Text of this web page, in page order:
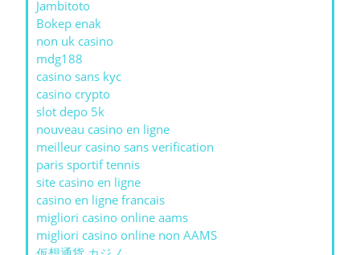
Jambitoto
Bokep enak
non uk casino
mdg188
casino sans kyc
casino crypto
slot depo 5k
nouveau casino en ligne
meilleur casino sans verification
paris sportif tennis
site casino en ligne
casino en ligne francais
migliori casino online aams
migliori casino online non AAMS